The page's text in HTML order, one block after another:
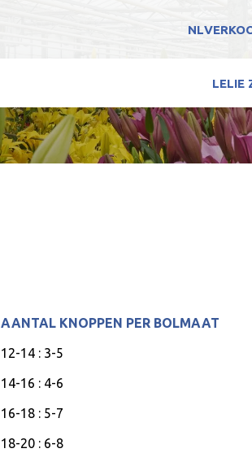
NL
LELIE
AANTAL KNOPPEN PER BOLMAAT
12-14 : 3-5
14-16 : 4-6
16-18 : 5-7
18-20 : 6-8